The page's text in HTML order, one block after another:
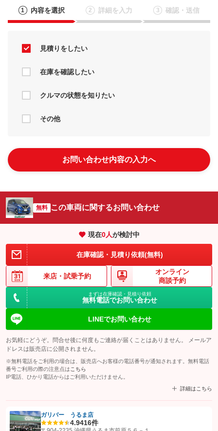
1 内容を選択 2 詳細を入力 3 確認・送信
見積りをしたい
在庫を確認したい
クルマの状態を知りたい
その他
お問い合わせ内容の入力へ
無料 この車両に関するお問い合わせ
現在0人が検討中
在庫確認・見積り依頼(無料)
来店・ 試乗予約
オンライン
商談予約
まずは在庫確認・見積り依頼
無料電話でお問い合わせ
LINEでお問い合わせ
お気軽にどうぞ。問合せ後に何度もご連絡が届くことはありません。 メールア
ドレスは販売店に公開されません。
※無料電話をご利用の場合は、販売店へお客様の電話番号が通知されます。無料電話
番号ご利用の際の注意点は こちら
IP電話、ひかり電話からはご利用いただけません。
詳細はこちら
【STEP1】認証画面でグーネットを友だち追加してから「許可する」ボタンを押
ガリバー うるま店
4.9416件